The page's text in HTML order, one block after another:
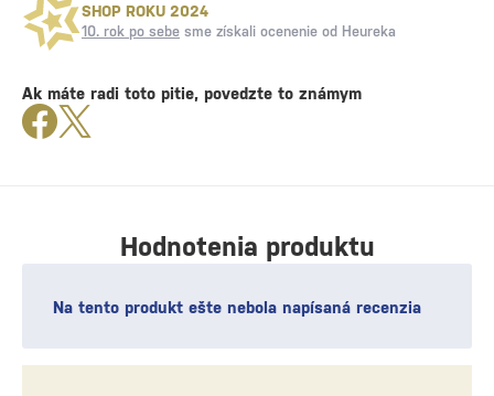
Hodnotenia produktu
Na tento produkt ešte nebola napísaná recenzia
SHOP ROKU 2024
10. rok po sebe sme získali ocenenie od Heureka
Ak máte radi toto pitie, povedzte to známym